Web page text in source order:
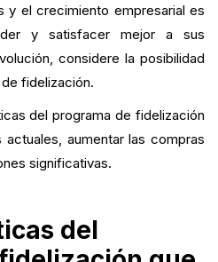
y el crecimiento empresarial es
y satisfacer mejor a sus
considere la posibilidad
fidelización.
del programa de fidelización
aumentar las compras
significativas.
del